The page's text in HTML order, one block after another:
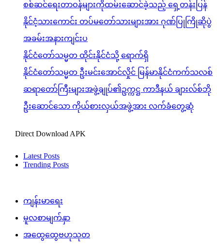
စစ်ဆင်ရေးတာဝန်များကိုထမ်းဆောင်ခဲ့သည့် ရှေ့တန်းပြန်
နိုင်ငံ့သားကောင်း တပ်မတော်သားများအား ဂုဏ်ပြုကြိုဆိုပွဲ
အခမ်းအနားကျင်းပ
နိုင်ငံတော်သမ္မတ ထိုင်းနိုင်ငံသို့ ရောက်ရှိ
နိုင်ငံတော်သမ္မတ ဦးမင်းအောင်လှိုင် မြန်မာနိုင်ငံကက်သလစ်
ဆရာတော်ကြီးများအဖွဲ့ချုပ်၏ဥက္ကဋ္ဌ ကာဒီနယ် ချားလ်စ်ဘို
ဦးဆောင်သော ကိုယ်စားလှယ်အဖွဲ့အား လက်ခံတွေ့ဆုံ
Direct Download APK
Latest Posts
Trending Posts
ကျန်းမာရေး
မူလစာမျက်နှာ
အထွေထွေဗဟုသုတ